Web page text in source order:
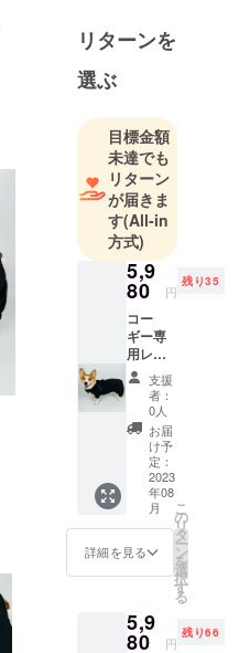
リターンを
選ぶ
目標金額
未達でも
リターン
が届きま
す(All-in
方式)
5,9
80 円
残り35
コー
ギー専
用レイ
ンコー
ト
Black
S
支援
者：
0人
お届
け予
定：
2023
年08
月
詳細を見る
こ
の
リ
タ
ー
ン
を
選
択
す
る
5,9
80 円
残り66